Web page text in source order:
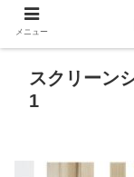
スクリーン
1
メニュー